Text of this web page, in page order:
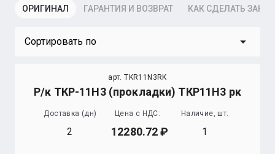
ОРИГИНАЛ ГАРАНТИЯ И ВОЗВРАТ КАК СДЕЛАТЬ
Сортировать по arrow_drop_down
арт. TKR11N3RK
Р/к ТКР-11Н3 (прокладки) ТКР11Н3 рк
Доставка (дн)
2
Цена с НДС:
12280.72
Наличие, шт.
1